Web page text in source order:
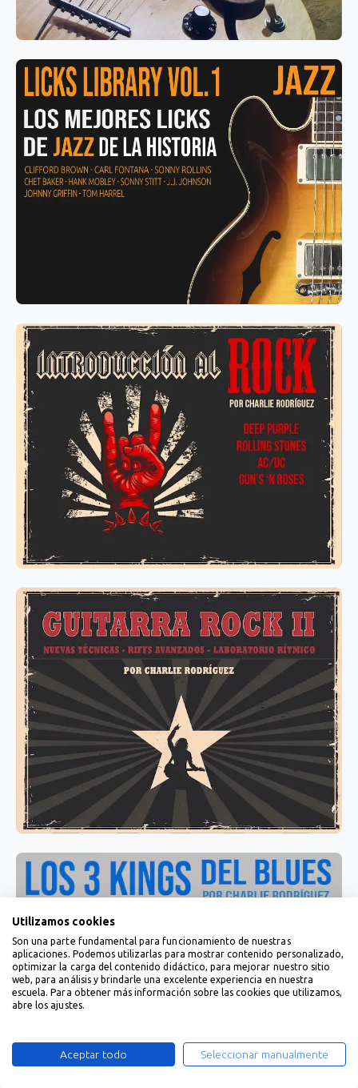
Utilizamos cookies
Son una parte fundamental para funcionamiento de nuestras
aplicaciones. Podemos utilizarlas para mostrar contenido personalizado,
optimizar la carga del contenido didáctico, para mejorar nuestro sitio
web, para análisis y brindarle una excelente experiencia en nuestra
escuela. Para obtener más información sobre las cookies que utilizamos,
abre los ajustes.
Aceptar todo Seleccionar manualmente